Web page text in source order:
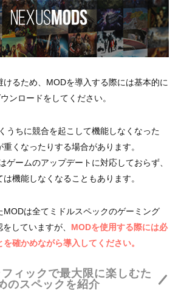
けるため、MODを導入する際には基本的に
ンロードをしてください。
うちに競合を起こして機能しなくなった
くなったりする場合があります。
ゲームのアップデートに対応しておらず、
機能しなくなることもあります。
MODは全てミドルスペックのゲーミング
していますが、 MODを使用する際には必
確かめながら導入してください。
ィックで最大限に楽しむた
のスペックを紹介